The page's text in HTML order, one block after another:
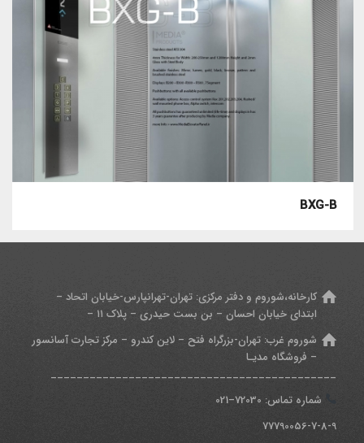
BXG-B
کارخانه،شوروم و دفتر مرکزی:تهران-تهرانپارس-خیابان اتحاد –
ابتدای خیابان احسان – بن بست حیدری – پلاک ۱۱ –
شوروم غرب:تهران-بزرگراه فتح – لاین کندرو – مرکز تجارت آسانسور
– فروشگاه مدیـا
____________________________________________
شماره تماس: 7 2030
–
021
77790056-7-8-9